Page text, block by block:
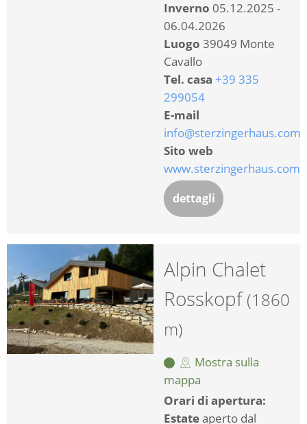
Inverno 05.12.2025 -
06.04.2026
Luogo 39049 Monte
Cavallo
Tel. casa +39 335
299054
E-mail
info@sterzingerhaus.com
Sito web
www.sterzingerhaus.com
dettagli
Alpin Chalet
Rosskopf(1860
m)
Mostra sulla
mappa
Orari di apertura:
Estateaperto dal